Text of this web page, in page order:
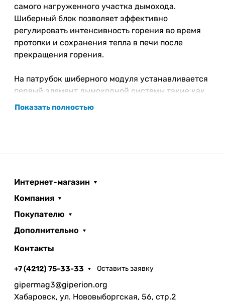
самого нагруженного участка дымохода.
Шиберный блок позволяет эффективно
регулировать интенсивность горения во время
протопки и сохранения тепла в печи после
прекращения горения.
На патрубок шиберного модуля устанавливается
первый элемент дымоходной системы такие как
старт-переход или адаптер котла.
Показать полностью
Интернет-магазин
Компания
Покупателю
Дополнительно
Контакты
+7 (4212) 75-33-33 Оставить заявку
gipermag3@giperion.org
Хабаровск, ул. Нововыборгская, 56, стр.2